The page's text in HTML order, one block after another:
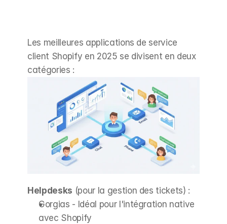
Les meilleures applications de service
client Shopify en 2025 se divisent en deux
catégories :
Helpdesks (pour la gestion des tickets) :
Gorgias - Idéal pour l'intégration native
avec Shopify